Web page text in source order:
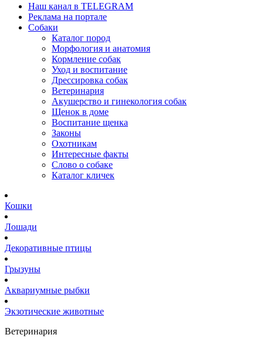
Наш канал в TELEGRAM
Реклама на портале
Собаки
Каталог пород
Морфология и анатомия
Кормление собак
Уход и воспитание
Дрессировка собак
Ветеринария
Акушерство и гинекология собак
Щенок в доме
Воспитание щенка
Законы
Охотникам
Интересные факты
Слово о собаке
Каталог кличек
Кошки
Лошади
Декоративные птицы
Грызуны
Аквариумные рыбки
Экзотические животные
Ветеринария